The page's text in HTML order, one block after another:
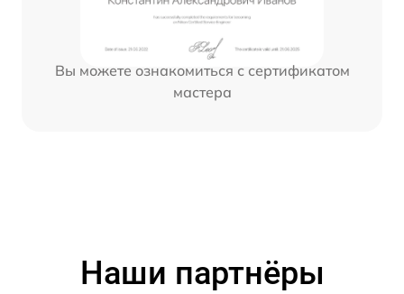
Вы можете ознакомиться с сертификатом
мастера
Наши партнёры